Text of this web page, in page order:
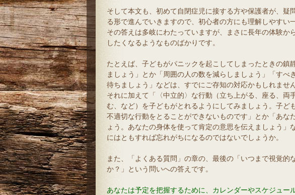
そして本文も、初めて自閉症児に接する方や保護者が、疑
る形で進んでいきますので、初心者の方にも理解しやすい
その答えは多岐にわたっていますが、まさに長年の体験か
したくなるようなものばかりです。
たとえば、子どもがパニックを起こしてしまったときの鎮
ましょう」とか「周囲の人の数を減らしましょう」「すべ
待ちましょう」などは、すでにご存知の対応かもしれません
それに加えて「〈中立的〉な行動（立ち上がる、座る、両
む、など）を子どもがとれるようにしてみましょう。子ど
不適切な行動をとることができないものです」とか「あな
ょう。あなたの身体を使って肯定の意思を伝えましょう」
にはともすれば忘れがちになるのではないでしょうか。
また、「よくある質問」の章の、最後の「いつまで視覚的
か？」という問いへの答えです。
あなたは予定を把握するために、カレンダーやスケジュー